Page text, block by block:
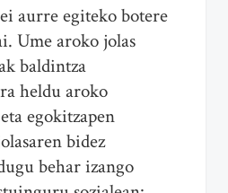
aurre egiteko botere
Ume aroko jolas
baldintza
heldu aroko
egokitzapen
bidez
behar izango